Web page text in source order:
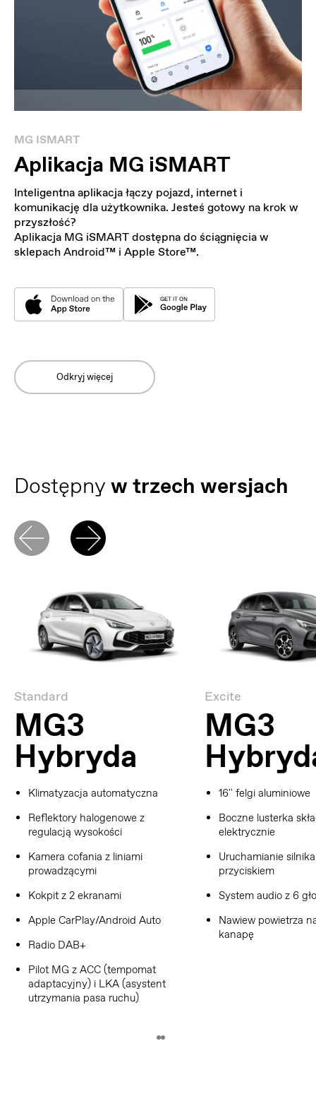
MG ISMART
Aplikacja MG iSMART
Inteligentna aplikacja łączy pojazd, internet i
komunikację dla użytkownika. Jesteś gotowy na krok w
przyszłość?
Aplikacja MG iSMART dostępna do ściągnięcia w
sklepach Android™ i Apple Store™.
Odkryj więcej
Dostępny w trzech wersjach
Standard
MG3
Hybryda
Klimatyzacja automatyczna
Reflektory halogenowe z
regulacją wysokości
Kamera cofania z liniami
prowadzącymi
Kokpit z 2 ekranami
Apple CarPlay/Android Auto
Radio DAB+
Pilot MG z ACC (tempomat
adaptacyjny) i LKA (asystent
utrzymania pasa ruchu)
Excite
MG3
16'' felgi aluminiowe
Boczne lusterka
elektrycznie
Uruchamianie silnika
przyciskiem
System audio z 6
Nawiew powietrza
kanapę